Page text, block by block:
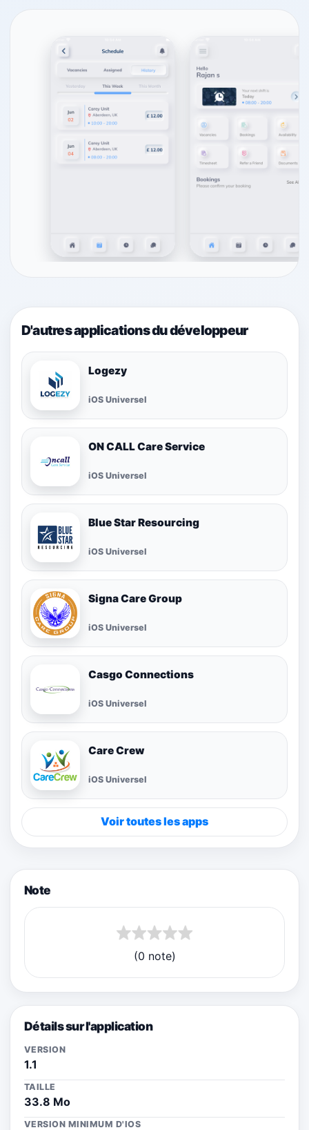
D'autres applications du développeur
Logezy
iOS Universel
ON CALL Care Service
iOS Universel
Blue Star Resourcing
iOS Universel
Signa Care Group
iOS Universel
Casgo Connections
iOS Universel
Care Crew
iOS Universel
Voir toutes les apps
Note
(0 note)
Détails sur l'application
VERSION
1.1
TAILLE
33.8 Mo
VERSION MINIMUM D'IOS